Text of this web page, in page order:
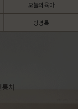
오늘의육아
방명록
통차